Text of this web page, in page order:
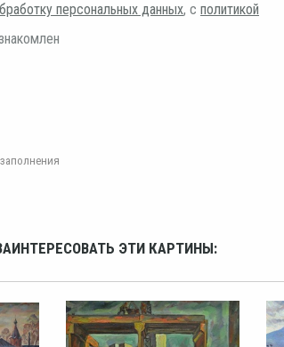
персональных данных, с политикой
ЭТИ КАРТИНЫ: